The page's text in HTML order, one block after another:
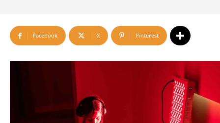
Facebook X Pinterest